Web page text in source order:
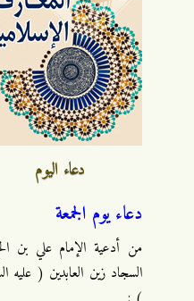
دعاء اليوم
دعاء يوم الجمعة
من أدعية الإمام علي بن
السجاد زين العابدين ( عليه